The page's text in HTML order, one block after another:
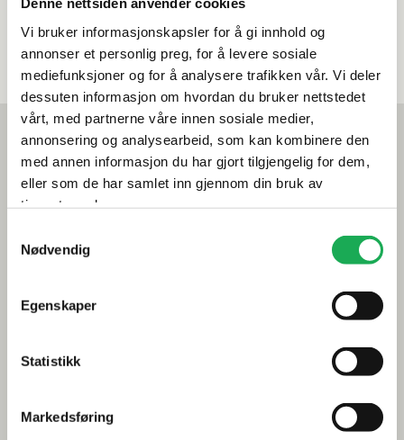
Vi bruker informasjonskapsler for å gi innhold og
annonser et personlig preg, for å levere sosiale
mediefunksjoner og for å analysere trafikken vår. Vi deler
dessuten informasjon om hvordan du bruker nettstedet
vårt, med partnerne våre innen sosiale medier,
annonsering og analysearbeid, som kan kombinere den
med annen informasjon du har gjort tilgjengelig for dem,
eller som de har samlet inn gjennom din bruk av
tjenestene deres.
Nødvendig
Egenskaper
Statistikk
Markedsføring
Mest lest akkurat nå
Årets flis hos Flisekompaniet
Klikkvinyl - Gulvet som tåler alt
Tips og råd
Dette må du tenke på når du innreder badet
Visste du at du kan legge flis på flis
Smarte tips for riktig valg av dusj